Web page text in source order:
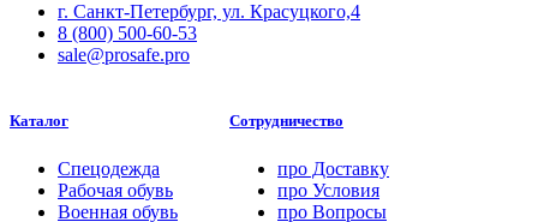
г. Санкт-Петербург, ул. Красуцкого,4
8 (800) 500-60-53
sale@prosafe.pro
Каталог
Спецодежда
Рабочая обувь
Военная обувь
Сотрудничество
про Доставку
про Условия
про Вопросы